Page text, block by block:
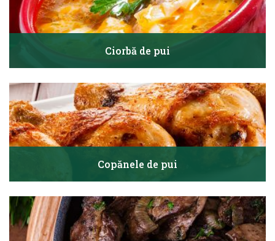
Ciorbă de pui
Copănele de pui